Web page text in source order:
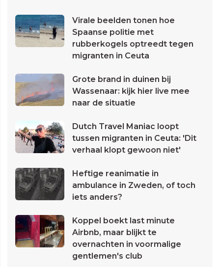
Virale beelden tonen hoe
Spaanse politie met
rubberkogels optreedt tegen
migranten in Ceuta
Grote brand in duinen bij
Wassenaar: kijk hier live mee
naar de situatie
Dutch Travel Maniac loopt
tussen migranten in Ceuta: 'Dit
verhaal klopt gewoon niet'
Heftige reanimatie in
ambulance in Zweden, of toch
iets anders?
Koppel boekt last minute
Airbnb, maar blijkt te
overnachten in voormalige
gentlemen's club